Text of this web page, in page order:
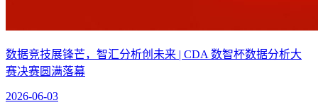
数据竞技展锋芒，智汇分析创未来 | CDA 数智杯数据分析大
赛决赛圆满落幕
2026-06-03